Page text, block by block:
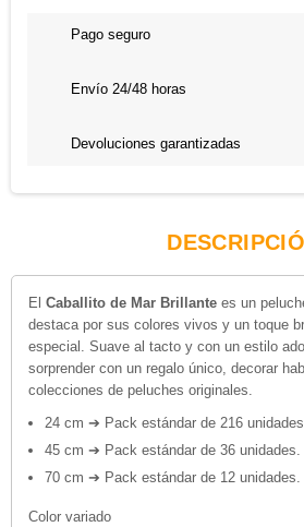
Pago seguro
Envío 24/48 horas
Devoluciones garantizadas
El Caballito de Mar Brillante es un
destaca por sus colores vivos y un toque
especial. Suave al tacto y con un estilo
sorprender con un regalo único, decorar
colecciones de peluches originales.
24 cm ➔ Pack estándar de 216
45 cm ➔ Pack estándar de 36 unidades.
70 cm ➔ Pack estándar de 12 unidades.
Color variado